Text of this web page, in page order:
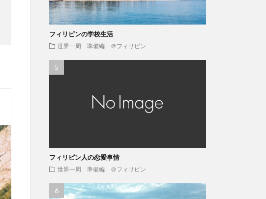
フィリピンの学校生活
世界一周 準備編 ＠フィリピン
フィリピン人の恋愛事情
世界一周 準備編 ＠フィリピン